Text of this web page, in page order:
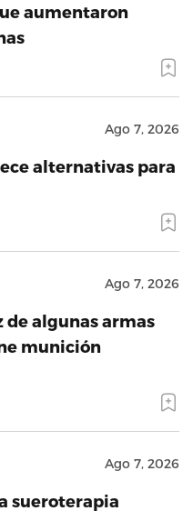
aumentaron
Ago 7, 2026
alternativas para
Ago 7, 2026
de algunas armas
munición
Ago 7, 2026
sueroterapia